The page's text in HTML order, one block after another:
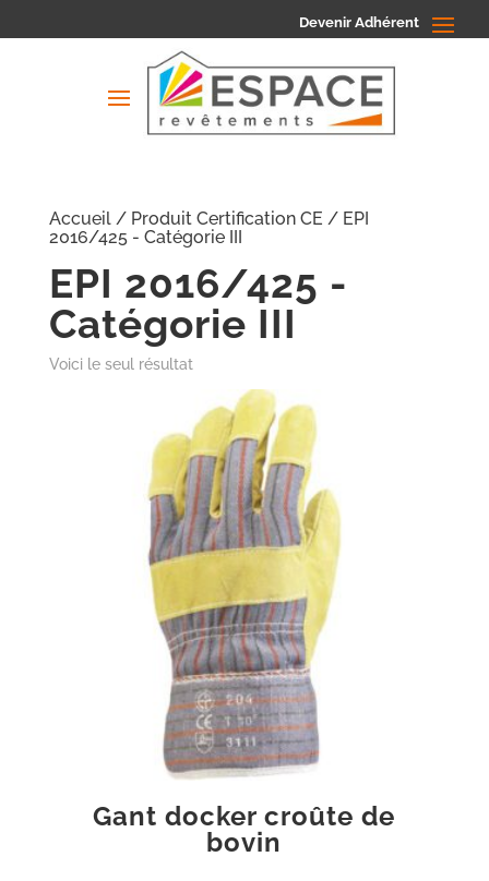
Devenir Adhérent
Accueil/ Produit Certification CE / EPI
2016/425 - Catégorie III
EPI 2016/425 -
Catégorie III
Voici le seul résultat
Gant docker croûte de
bovin